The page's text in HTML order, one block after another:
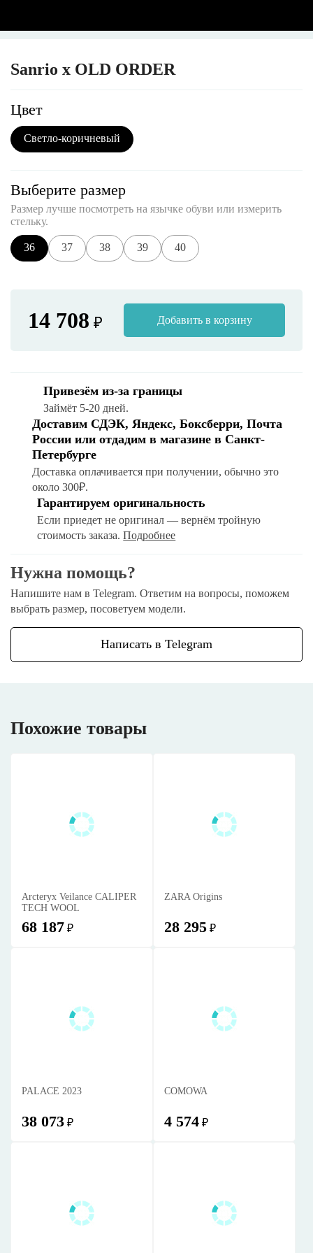
Sanrio x OLD ORDER
Цвет
Светло-коричневый
Выберите размер
Размер лучше посмотреть на язычке обуви или измерить
стельку.
36 37 38 39 40
14 708 ₽ Добавить в корзину
Привезём из-за границы
Займёт 5-20 дней.
Доставим СДЭК, Яндекс, Боксберри, Почта
России или отдадим в магазине в Санкт-
Петербурге
Доставка оплачивается при получении, обычно это
около 300₽.
Гарантируем оригинальность
Если приедет не оригинал — вернём тройную
стоимость заказа.Подробнее
Нужна помощь?
Напишите нам в Telegram. Ответим на вопросы, поможем
выбрать размер, посоветуем модели.
Написать в Telegram
Похожие товары
Arcteryx Veilance CALIPER
TECH WOOL
68 187 ₽
ZARA Origins
28 295 ₽
PALACE 2023
38 073 ₽
COMOWA
4 574 ₽